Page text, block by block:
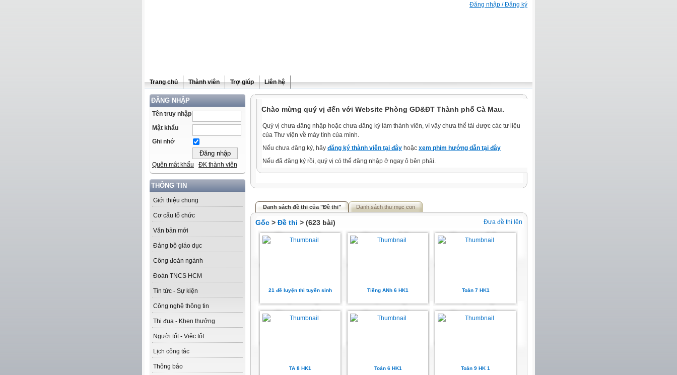
Đăng nhập / Đăng ký
Trang chủ Thành viên Trợ giúp Liên hệ
ĐĂNG NHẬP
Tên truy nhập
Mật khẩu
Ghi nhớ
Quên mật khẩu ĐK thành viên
THÔNG TIN
Giới thiệu chung
Cơ cấu tổ chức
Văn bản mới
Đảng bộ giáo dục
Công đoàn ngành
Đoàn TNCS HCM
Tin tức - Sự kiện
Công nghệ thông tin
Thi đua - Khen thưởng
Người tốt - Việc tốt
Lịch công tác
Thông báo
Chào mừng quý vị đến với Website Phòng GD&ĐT Thành phố Cà Mau.
Quý vị chưa đăng nhập hoặc chưa đăng ký làm thành viên, vì vậy chưa thể tải được các tư liệu
của Thư viện về máy tính của mình.
Nếu chưa đăng ký, hãy đăng ký thành viên tại đây hoặc xem phim hướng dẫn tại đây
Nếu đã đăng ký rồi, quý vị có thể đăng nhập ở ngay ô bên phải.
Danh sách đề thi của "Đề thi" Danh sách thư mục con
Đưa đề thi lên
Gốc > Đề thi > (623 bài)
21 đề luyện thi tuyển sinh Tiếng ANh 6 HK1 Toán 7 HK1
TA 8 HK1 Toán 6 HK1 Toán 9 HK 1